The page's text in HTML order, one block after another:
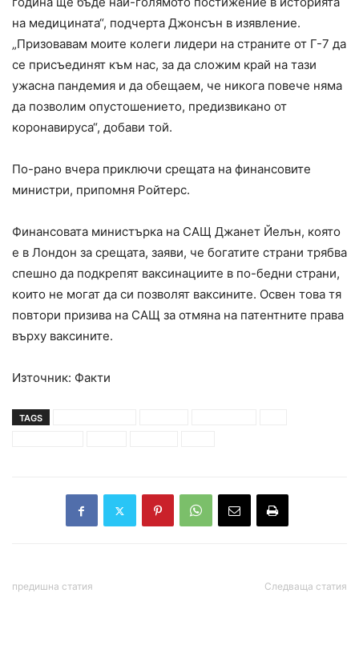
на медицината“, подчерта Джонсън в изявление.
„Призовавам моите колеги лидери на страните от Г-7 да
се присъединят към нас, за да сложим край на тази
ужасна пандемия и да обещаем, че никога повече няма
да позволим опустошението, предизвикано от
коронавируса“, добави той.
По-рано вчера приключи срещата на финансовите
министри, припомня Ройтерс.
Финансовата министърка на САЩ Джанет Йелън, която
е в Лондон за срещата, заяви, че богатите страни трябва
спешно да подкрепят ваксинациите в по-бедни страни,
които не могат да си позволят ваксините. Освен това тя
повтори призива на САЩ за отмяна на патентните права
върху ваксините.
Източник: Факти
TAGS
предишна статия Следваща статия